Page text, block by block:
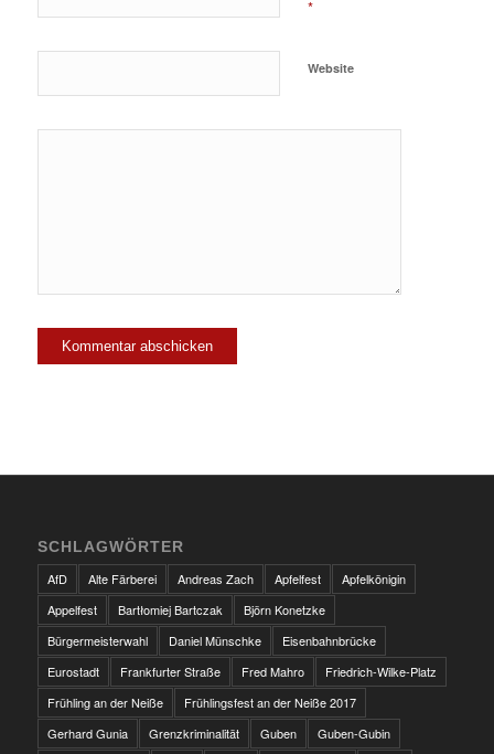
*
Website
SCHLAGWÖRTER
AfD
Alte Färberei Andreas Zach Apfelfest
Apfelkönigin
Appelfest
Bartłomiej Bartczak
Björn Konetzke
Bürgermeisterwahl
Daniel Münschke
Eisenbahnbrücke
Eurostadt
Frankfurter Straße Fred Mahro
Friedrich-Wilke-Platz
Frühling an der Neiße
Frühlingsfest an der Neiße 2017
Gerhard Gunia
Grenzkriminalität Guben
Guben-Gubin